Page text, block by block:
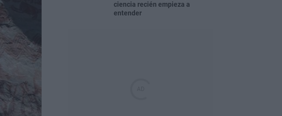
ciencia recién empieza a
entender